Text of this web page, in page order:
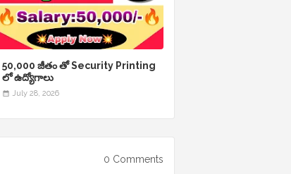
50,000 జీతం తో Security Printing
లో ఉద్యోగాలు
July 28, 2026
0 Comments